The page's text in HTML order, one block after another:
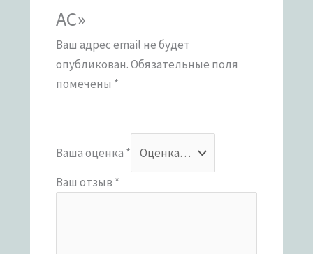
AC»
Ваш адрес email не будет
опубликован.Обязательные поля
помечены *
Ваша оценка *
Ваш отзыв *